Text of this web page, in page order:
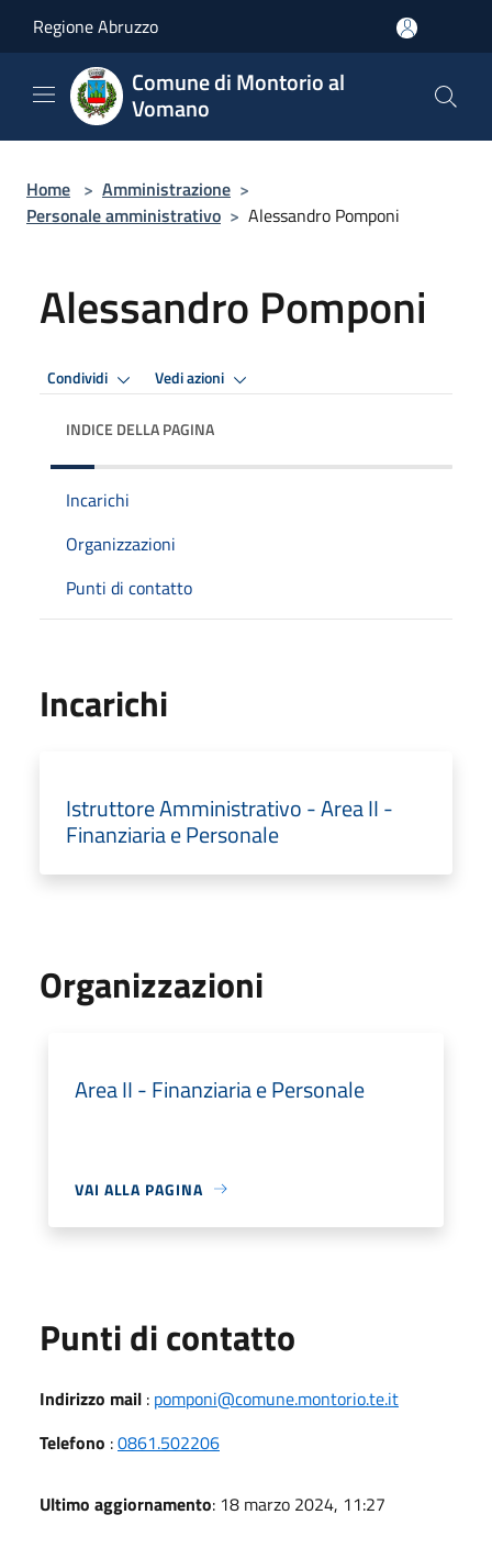
Regione Abruzzo
Comune di Montorio al
Vomano
Home > Amministrazione >
Personale amministrativo > Alessandro Pomponi
Alessandro Pomponi
Condividi Vedi azioni
INDICE DELLA PAGINA
Incarichi
Organizzazioni
Punti di contatto
Incarichi
Istruttore Amministrativo - Area II -
Finanziaria e Personale
Organizzazioni
Area II - Finanziaria e Personale
VAI ALLA PAGINA
Punti di contatto
Indirizzo mail : pomponi@comune.montorio.te.it
Telefono :0861.502206
Ultimo aggiornamento: 18 marzo 2024, 11:27